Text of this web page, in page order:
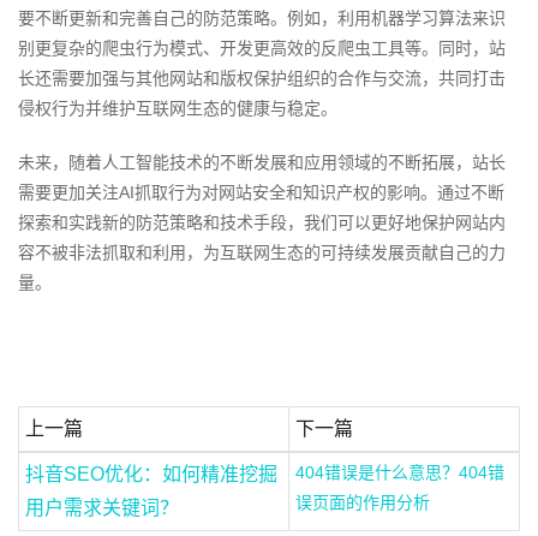
要不断更新和完善自己的防范策略。例如，利用机器学习算法来识
别更复杂的爬虫行为模式、开发更高效的反爬虫工具等。同时，站
长还需要加强与其他网站和版权保护组织的合作与交流，共同打击
侵权行为并维护互联网生态的健康与稳定。
未来，随着人工智能技术的不断发展和应用领域的不断拓展，站长
需要更加关注AI抓取行为对网站安全和知识产权的影响。通过不断
探索和实践新的防范策略和技术手段，我们可以更好地保护网站内
容不被非法抓取和利用，为互联网生态的可持续发展贡献自己的力
量。
上一篇 下一篇
抖音SEO优化：如何精准挖掘
用户需求关键词？
404错误是什么意思？404错
误页面的作用分析